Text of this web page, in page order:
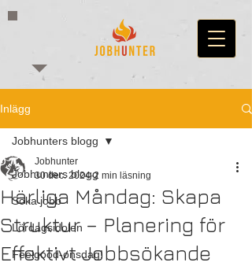
Inlägg
Jobhunters blogg
Söka jobb
Lördagsidolen
Feelgood-onsdag!
Jobhunters blogg
Härliga Måndag: Skapa
Struktur – Planering för
Effektivt Jobbsökande
Jobhunter
30 dec. 2024 2 min läsning